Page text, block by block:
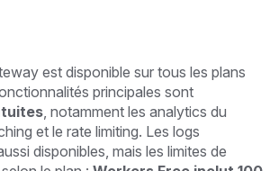
est disponible sur tous les plans
principales sont
, notamment les analytics du
et le rate limiting. Les logs
disponibles, mais les limites de